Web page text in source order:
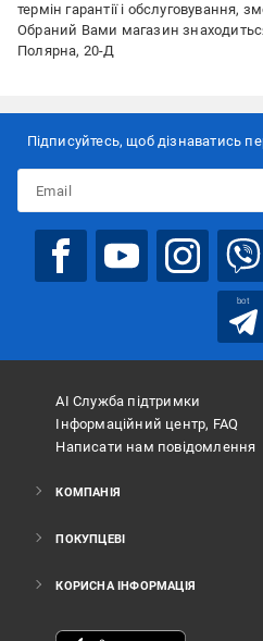
термін гарантії і обслуговування,
Обраний Вами магазин
Полярна, 20-Д
Підписуйтесь, щоб дізнаватись
bot
АІ Служба підтримки
Інформаційний центр, FAQ
Написати нам повідомлення
КОМПАНІЯ
ПОКУПЦЕВІ
КОРИСНА ІНФОРМАЦІЯ